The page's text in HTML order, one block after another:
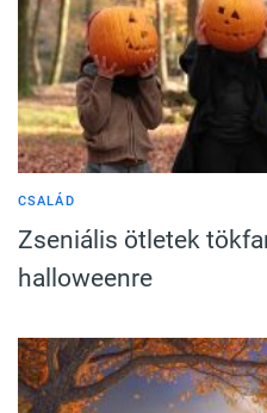
CSALÁD
Zseniális ötletek
halloweenre